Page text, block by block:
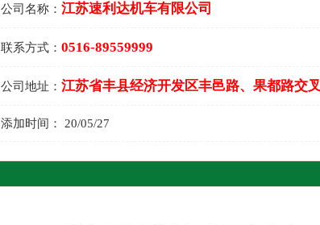
公司名称： 江苏速利达机车有限公司
联系方式： 0516-89559999
公司地址： 江苏省丰县经济开发区丰邑路、果都路交
添加时间： 20/05/27